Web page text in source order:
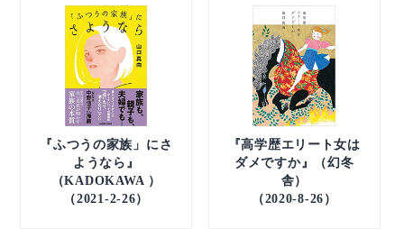
『ふつうの家族」にさ
ようなら』
（KADOKAWA ）
（2021-2-26）
『高学歴エリート女は
ダメですか』（幻冬
舎）
（2020-8-26）